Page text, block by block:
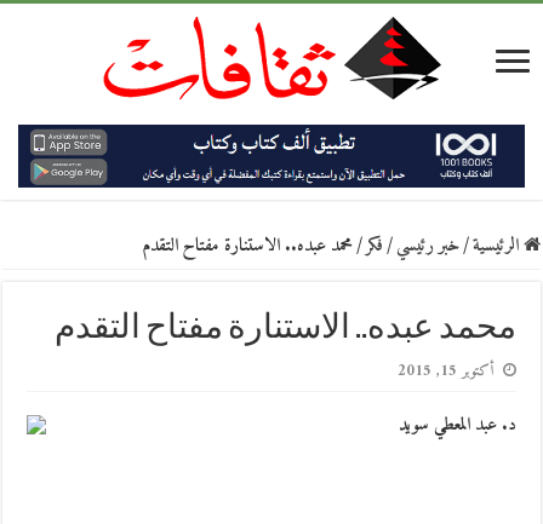
الرئيسية/خبر رئيسي/فكر/محمد عبده.. الاستنارة مفتاح التقدم
محمد عبده.. الاستنارة مفتاح التقدم
أكتوبر 15, 2015
د. عبد المعطي سويد